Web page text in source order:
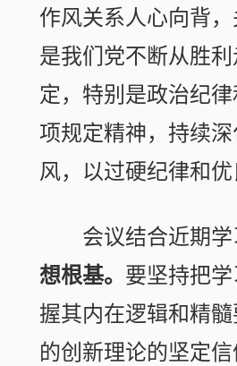
作风关系人心向背
是我们党不断从胜
定，特别是政治纪
项规定精神，持续
风，以过硬纪律和
会议结合近期
想根基。 要坚持把
握其内在逻辑和精
的创新理论的坚定